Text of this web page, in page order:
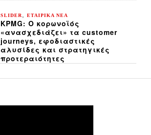
SLIDER ΕΤΑΙΡΙΚΑ ΝΕΑ
KPMG: Ο κορωνοϊός
«ανασχεδιάζει» τα customer
journeys, εφοδιαστικές
αλυσίδες και στρατηγικές
προτεραιότητες